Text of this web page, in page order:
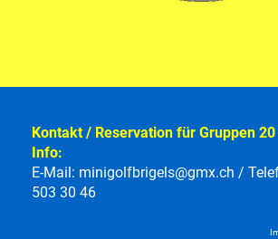
Kontakt / Reservation für Gruppen
Info:
E-Mail: minigolfbrigels@gmx.ch /
503 30 46